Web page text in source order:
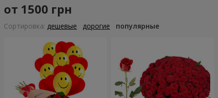
от 1500 грн
Cортировка: дешевые дорогие популярные